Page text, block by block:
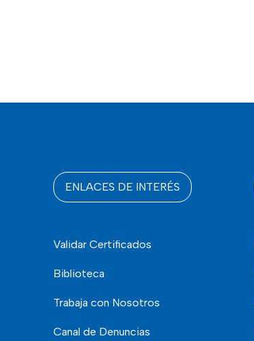
ENLACES DE INTERÉS
Validar Certificados
Biblioteca
Trabaja con Nosotros
Canal de Denuncias